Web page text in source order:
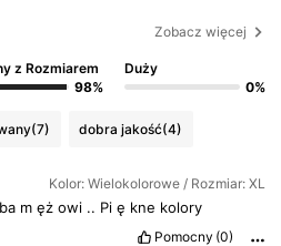
Zobacz więcej
z Rozmiarem
98%
Duży
0%
(7) dobra jakość(4)
Kolor: Wielokolorowe / Rozmiar: XL
m ęż owi .. Pi ę kne kolory
Pomocny (0)